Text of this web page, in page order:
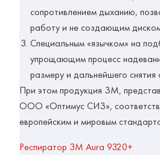
сопротивлением дыханию,
работу и не создающим
Специальным «язычком» на
упрощающим процесс
размеру и дальнейшего
При этом продукция ЗМ,
ООО «Оптимус СИЗ»,
европейским и мировым
Респиратор 3М Aura 9320+